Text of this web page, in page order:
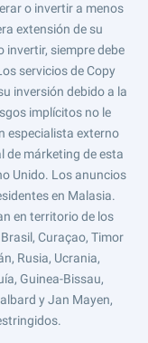
o invertir a menos
extensión de su
invertir, siempre debe
servicios de Copy
inversión debido a la
implícitos no le
especialista externo
de márketing de esta
Unido. Los anuncios
en Malasia.
en territorio de los
Curaçao, Timor
Rusia, Ucrania,
Guinea-Bissau,
y Jan Mayen,